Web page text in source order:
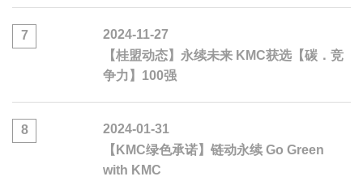
7
2024-11-27
【桂盟动态】永续未来 KMC获选【碳．竞
争力】100强
8
2024-01-31
【KMC绿色承诺】链动永续 Go Green
with KMC